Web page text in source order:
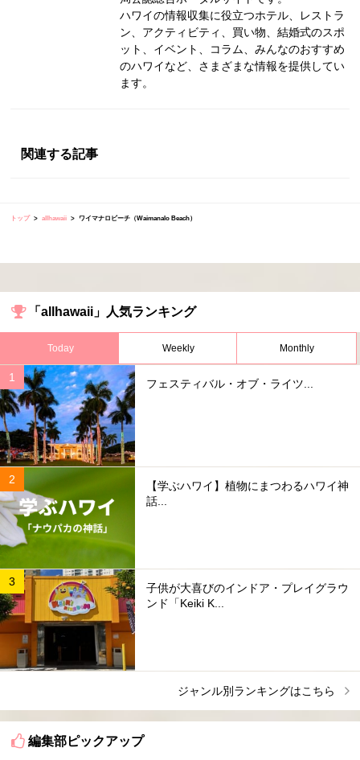
ハワイの情報収集に役立つホテル、レストラ
ン、アクティビティ、買い物、結婚式のスポ
ット、イベント、コラム、みんなのおすすめ
のハワイなど、さまざまな情報を提供してい
ます。
関連する記事
トップ allhawaii ワイマナロビーチ（Waimanalo Beach）
「allhawaii」人気ランキング
Today Weekly Monthly
フェスティバル・オブ・ライツ...
【学ぶハワイ】植物にまつわるハワイ神
話...
子供が大喜びのインドア・プレイグラウ
ンド「Keiki K...
ジャンル別ランキングはこちら
編集部ピックアップ